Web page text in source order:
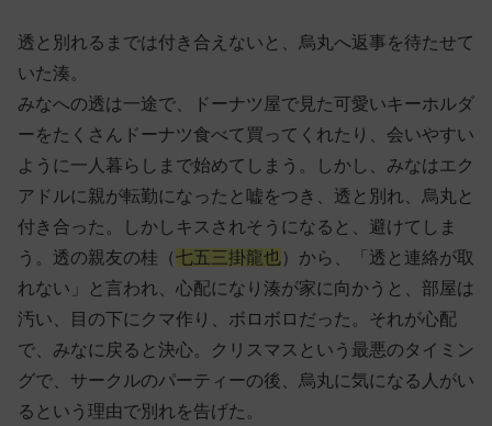
透と別れるまでは付き合えないと、烏丸へ返事を待たせて
いた湊。
みなへの透は一途で、ドーナツ屋で見た可愛いキーホルダ
ーをたくさんドーナツ食べて買ってくれたり、会いやすい
ように一人暮らしまで始めてしまう。しかし、みなはエク
アドルに親が転勤になったと嘘をつき、透と別れ、烏丸と
付き合った。しかしキスされそうになると、避けてしま
う。透の親友の桂（七五三掛龍也）から、「透と連絡が取
れない」と言われ、心配になり湊が家に向かうと、部屋は
汚い、目の下にクマ作り、ボロボロだった。それが心配
で、みなに戻ると決心。クリスマスという最悪のタイミン
グで、サークルのパーティーの後、烏丸に気になる人がい
るという理由で別れを告げた。